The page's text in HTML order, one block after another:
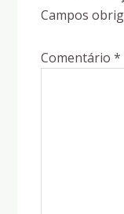
Campos
Comentário*